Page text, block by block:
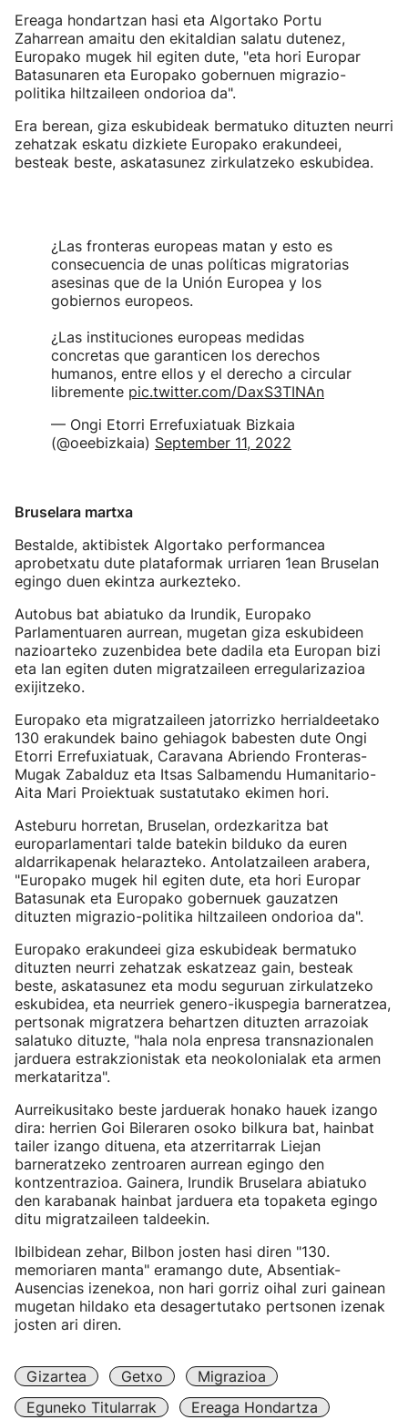
Ereaga hondartzan hasi eta Algortako Portu
Zaharrean amaitu den ekitaldian salatu dutenez,
Europako mugek hil egiten dute, "eta hori Europar
Batasunaren eta Europako gobernuen migrazio-
politika hiltzaileen ondorioa da".
Era berean, giza eskubideak bermatuko dituzten neurri
zehatzak eskatu dizkiete Europako erakundeei,
besteak beste, askatasunez zirkulatzeko eskubidea.
¿Las fronteras europeas matan y esto es
consecuencia de unas políticas migratorias
asesinas que de la Unión Europea y los
gobiernos europeos.
¿Las instituciones europeas medidas
concretas que garanticen los derechos
humanos, entre ellos y el derecho a circular
libremente pic.twitter.com/DaxS3TINAn
— Ongi Etorri Errefuxiatuak Bizkaia
(@oeebizkaia) September 11, 2022
Bruselara martxa
Bestalde, aktibistek Algortako performancea
aprobetxatu dute plataformak urriaren 1ean Bruselan
egingo duen ekintza aurkezteko.
Autobus bat abiatuko da Irundik, Europako
Parlamentuaren aurrean, mugetan giza eskubideen
nazioarteko zuzenbidea bete dadila eta Europan bizi
eta lan egiten duten migratzaileen erregularizazioa
exijitzeko.
Europako eta migratzaileen jatorrizko herrialdeetako
130 erakundek baino gehiagok babesten dute Ongi
Etorri Errefuxiatuak, Caravana Abriendo Fronteras-
Mugak Zabalduz eta Itsas Salbamendu Humanitario-
Aita Mari Proiektuak sustatutako ekimen hori.
Asteburu horretan, Bruselan, ordezkaritza bat
europarlamentari talde batekin bilduko da euren
aldarrikapenak helarazteko. Antolatzaileen arabera,
"Europako mugek hil egiten dute, eta hori Europar
Batasunak eta Europako gobernuek gauzatzen
dituzten migrazio-politika hiltzaileen ondorioa da".
Europako erakundeei giza eskubideak bermatuko
dituzten neurri zehatzak eskatzeaz gain, besteak
beste, askatasunez eta modu seguruan zirkulatzeko
eskubidea, eta neurriek genero-ikuspegia barneratzea,
pertsonak migratzera behartzen dituzten arrazoiak
salatuko dituzte, "hala nola enpresa transnazionalen
jarduera estrakzionistak eta neokolonialak eta armen
merkataritza".
Aurreikusitako beste jarduerak honako hauek izango
dira: herrien Goi Bileraren osoko bilkura bat, hainbat
tailer izango dituena, eta atzerritarrak Liejan
barneratzeko zentroaren aurrean egingo den
kontzentrazioa. Gainera, Irundik Bruselara abiatuko
den karabanak hainbat jarduera eta topaketa egingo
ditu migratzaileen taldeekin.
Ibilbidean zehar, Bilbon josten hasi diren "130.
memoriaren manta" eramango dute, Absentiak-
Ausencias izenekoa, non hari gorriz oihal zuri gainean
mugetan hildako eta desagertutako pertsonen izenak
josten ari diren.
Gizartea Getxo
Migrazioa
Eguneko Titularrak
Ereaga Hondartza